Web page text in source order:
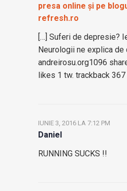
presa online și pe
refresh.ro
[…] Suferi de depresie?
Neurologii ne explica de
andreirosu.org1096
likes 1 tw. trackback
Daniel
IUNIE 3, 2016 LA 7:12 PM
RUNNING SUCKS !!